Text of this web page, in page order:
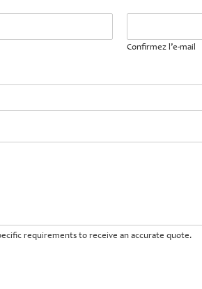
Confirmez l’e-mail
requirements to receive an accurate quote.